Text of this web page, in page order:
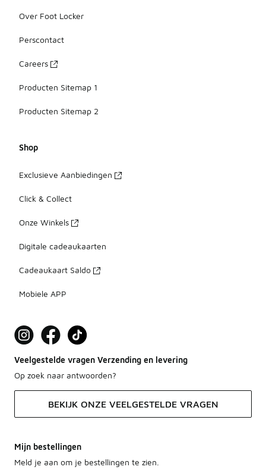
Over Foot Locker
Perscontact
Careers
Producten Sitemap 1
Producten Sitemap 2
Shop
Exclusieve Aanbiedingen
Click & Collect
Onze Winkels
Digitale cadeaukaarten
Cadeaukaart Saldo
Mobiele APP
Veelgestelde vragen Verzending en levering
Op zoek naar antwoorden?
BEKIJK ONZE VEELGESTELDE VRAGEN
Mijn bestellingen
Meld je aan om je bestellingen te zien.